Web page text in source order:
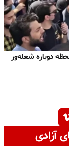
دوباره شعله‌ور
آزادی